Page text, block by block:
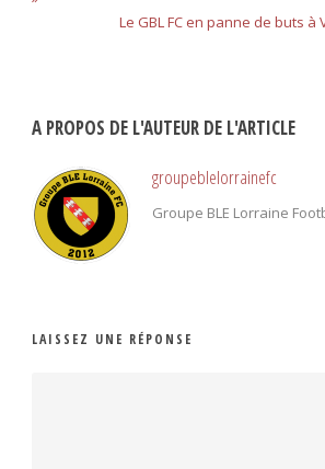
Le GBL FC en panne de buts à
A PROPOS DE L'AUTEUR DE L'ARTICLE
groupeblelorrainefc
Groupe BLE Lorraine
LAISSEZ UNE RÉPONSE